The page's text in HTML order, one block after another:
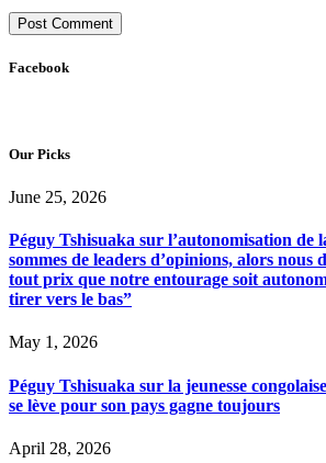
Facebook
Our Picks
June 25, 2026
Péguy Tshisuaka sur l’autonomisation de
sommes de leaders d’opinions, alors nous
tout prix que notre entourage soit
tirer vers le bas”
May 1, 2026
Péguy Tshisuaka sur la jeunesse
se lève pour son pays gagne toujours
April 28, 2026